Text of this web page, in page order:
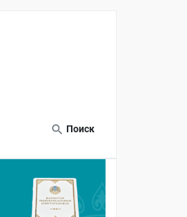
Поиск